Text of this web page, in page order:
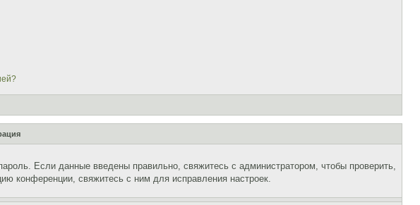
Если данные введены правильно, свяжитесь с администратором, чтобы проверить,
конференции, свяжитесь с ним для исправления настроек.